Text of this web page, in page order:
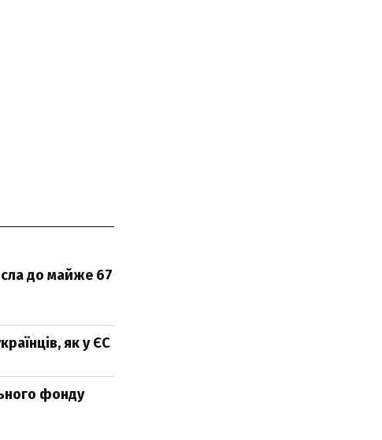
до майже 67
як у ЄС
фонду